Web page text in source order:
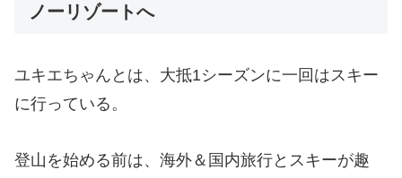
ノーリゾートへ
ユキエちゃんとは、大抵1シーズンに一回はスキー
に行っている。
登山を始める前は、海外＆国内旅行とスキーが趣